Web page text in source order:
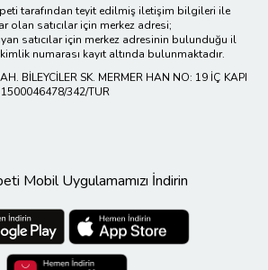
tarafından teyit edilmiş iletişim bilgileri ile
olan satıcılar için merkez adresi;
satıcılar için merkez adresinin bulunduğu il
numarası kayıt altında bulunmaktadır.
BİLEYCİLER SK. MERMER HAN NO: 19 İÇ KAPI
342/TUR
Mobil Uygulamamızı İndirin